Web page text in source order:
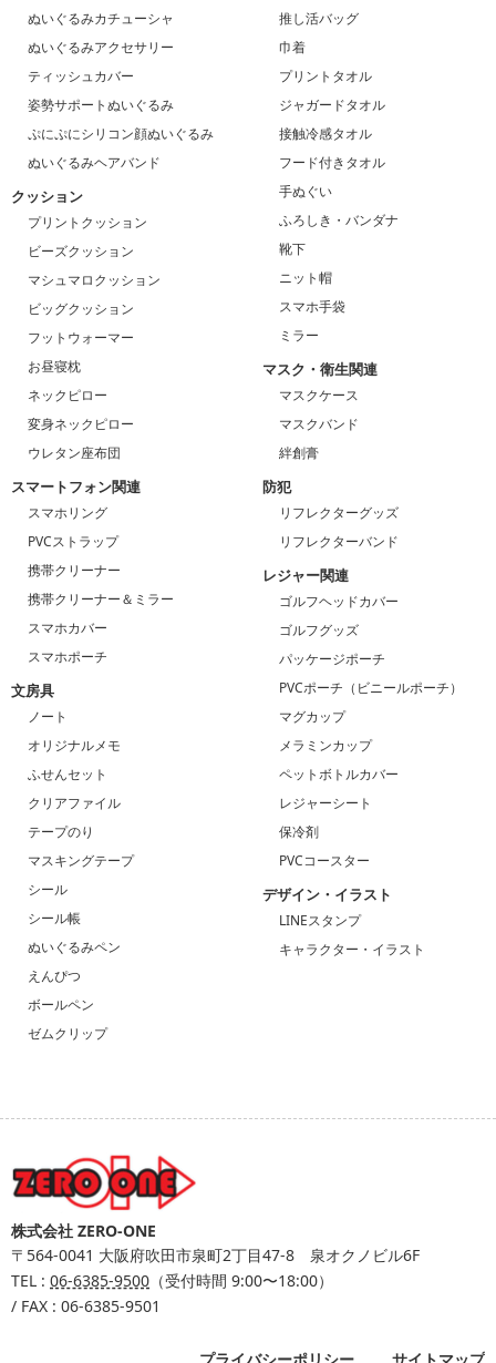
ぬいぐるみカチューシャ
ぬいぐるみアクセサリー
ティッシュカバー
姿勢サポートぬいぐるみ
ぷにぷにシリコン顔ぬいぐるみ
ぬいぐるみヘアバンド
クッション
プリントクッション
ビーズクッション
マシュマロクッション
ビッグクッション
フットウォーマー
お昼寝枕
ネックピロー
変身ネックピロー
ウレタン座布団
スマートフォン関連
スマホリング
PVCストラップ
携帯クリーナー
携帯クリーナー＆ミラー
スマホカバー
スマホポーチ
文房具
ノート
オリジナルメモ
ふせんセット
クリアファイル
テープのり
マスキングテープ
シール
シール帳
ぬいぐるみペン
えんぴつ
ボールペン
ゼムクリップ
推し活バッグ
巾着
プリントタオル
ジャガードタオル
接触冷感タオル
フード付きタオル
手ぬぐい
ふろしき・バンダナ
靴下
ニット帽
スマホ手袋
ミラー
マスク・衛生関連
マスクケース
マスクバンド
絆創膏
防犯
リフレクターグッズ
リフレクターバンド
レジャー関連
ゴルフヘッドカバー
ゴルフグッズ
パッケージポーチ
PVCポーチ（ビニールポーチ）
マグカップ
メラミンカップ
ペットボトルカバー
レジャーシート
保冷剤
PVCコースター
デザイン・イラスト
LINEスタンプ
キャラクター・イラスト
株式会社 ZERO-ONE
〒564-0041 大阪府吹田市泉町2丁目47-8 泉オクノビル6F
TEL : 06-6385-9500 （受付時間 9:00〜18:00）
/ FAX : 06-6385-9501